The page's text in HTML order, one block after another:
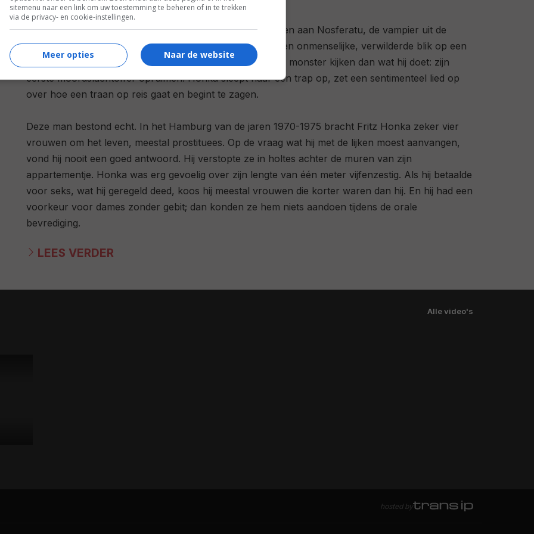
De eerste keer dat je Fritz Honka goed ziet, doet hij denken aan Nosferatu, de vampier uit de
gelijknamige film uit 1922, gespeeld door Max Schreck. Een onmenselijke, verwilderde blik op een
lelijk gelaat verraadt misschien nog meer dat we naar een monster kijken dan wat hij doet: zijn
eerste moordslachtoffer opruimen. Honka sleept haar een trap op, zet een sentimenteel lied op
over hoe een traan op reis gaat en begint te zagen.
Deze man bestond echt. In het Hamburg van de jaren 1970-1975 bracht Fritz Honka zeker vier
vrouwen om het leven, meestal prostituees. Op de vraag wat hij met de lijken moest aanvangen,
vond hij nooit een goed antwoord. Hij verstopte ze in holtes achter de muren van zijn
appartementje. Honka was erg gevoelig over zijn lengte van één meter vijfenzestig. Als hij betaalde
voor seks, wat hij geregeld deed, koos hij meestal vrouwen die korter waren dan hij. En hij had een
voorkeur voor dames zonder gebit; dan konden ze hem niets aandoen tijdens de orale
bevrediging.
LEES VERDER
Alle video's
hosted by
sitemenu naar een link om uw toestemming te beheren of in te trekken
via de privacy- en cookie-instellingen.
Naar de website
Meer opties